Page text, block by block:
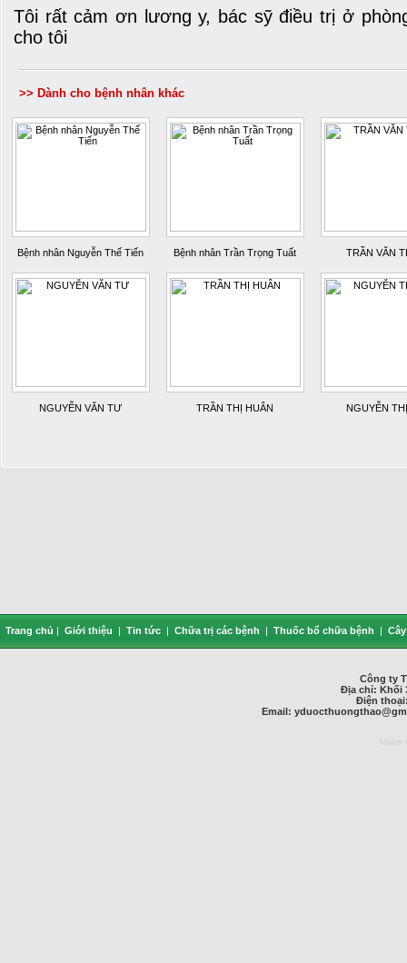
Tôi rất cảm ơn lương y, bác sỹ điều trị ở
cho tôi
>> Dành cho bệnh nhân khác
Bệnh nhân Nguyễn Thế Tiến Bệnh nhân Trần Trọng Tuất TRẦN VĂN
NGUYỄN VĂN TƯ TRẦN THỊ HUÂN NGUYỄN
Trang chủ | Giới thiệu | Tin tức | Chữa trị các bệnh | Thuốc bổ chữa bệnh |
Công ty
Địa chỉ: Khối
Điện thoại:
Email: